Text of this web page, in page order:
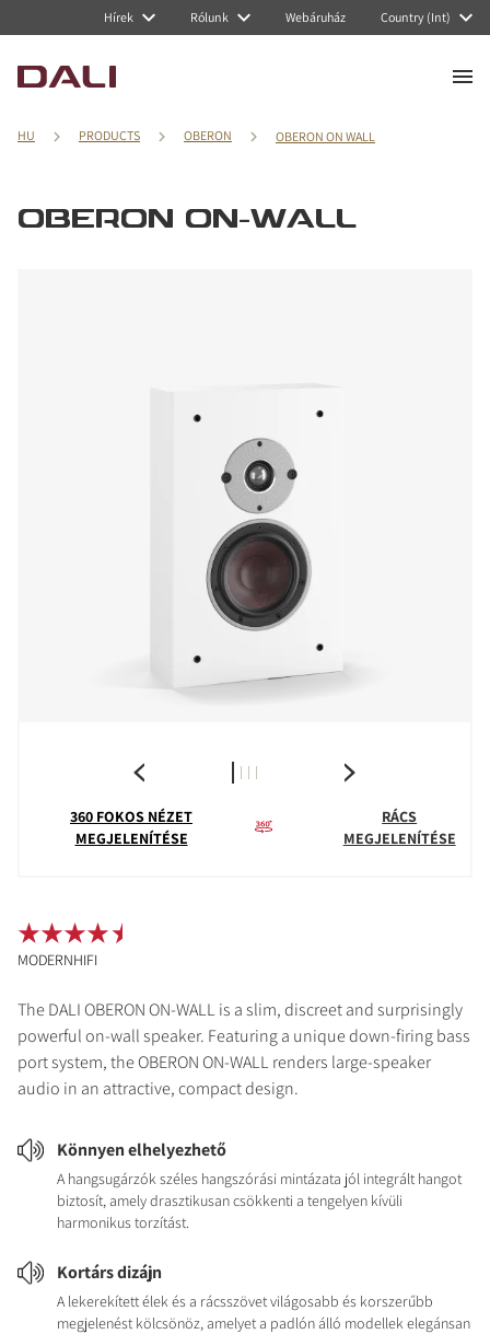
Hírek Rólunk Webáruház Country (Int)
HU PRODUCTS OBERON OBERON ON WALL
OBERON ON-WALL
360 FOKOS NÉZET
MEGJELENÍTÉSE
RÁCS
MEGJELENÍTÉSE
The DALI OBERON ON-WALL is a slim, discreet and surprisingly
powerful on-wall speaker. Featuring a unique down-firing bass
port system, the OBERON ON-WALL renders large-speaker
audio in an attractive, compact design.
Könnyen elhelyezhető
A hangsugárzók széles hangszórási mintázata jól integrált hangot
biztosít, amely drasztikusan csökkenti a tengelyen kívüli
harmonikus torzítást.
Kortárs dizájn
A lekerekített élek és a rácsszövet világosabb és korszerűbb
megjelenést kölcsönöz, amelyet a padlón álló modellek elegánsan
MODERNHIFI